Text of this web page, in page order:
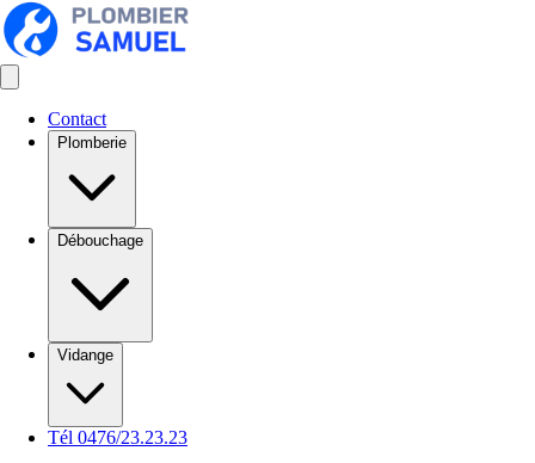
Contact
Plomberie
Débouchage
Vidange
Tél 0476/23.23.23